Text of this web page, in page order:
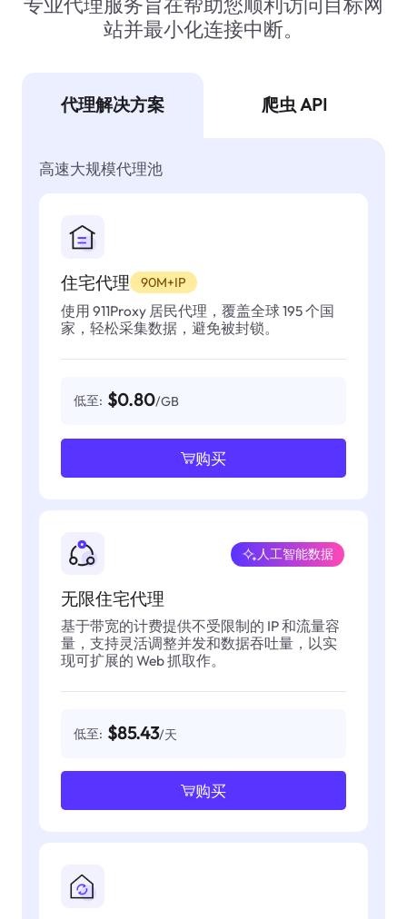
站并最小化连接中断。
代理解决方案 爬虫 API
高速大规模代理池
住宅代理 90M+IP
使用 911Proxy 居民代理，覆盖全球 195 个国
家，轻松采集数据，避免被封锁。
低至: $0.80/GB
购买
无限住宅代理
人工智能数据
基于带宽的计费提供不受限制的 IP 和流量容
量，支持灵活调整并发和数据吞吐量，以实
现可扩展的 Web 抓取作。
低至: $85.43/天
购买